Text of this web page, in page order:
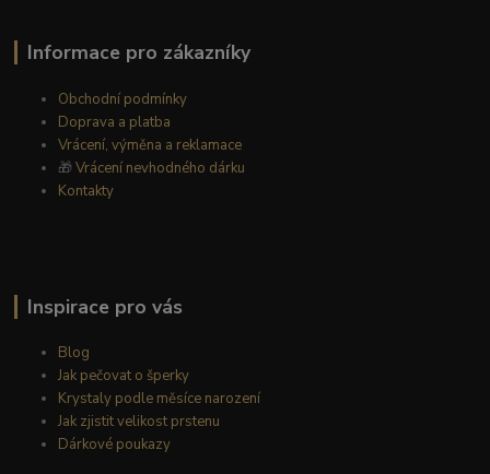
Informace pro zákazníky
Obchodní podmínky
Doprava a platba
Vrácení, výměna a reklamace
🎁Vrácení nevhodného dárku
Kontakty
Inspirace pro vás
Blog
Jak pečovat o šperky
Krystaly podle měsíce narození
Jak zjistit velikost prstenu
Dárkové poukazy